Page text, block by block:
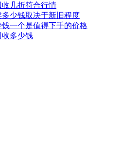
几折符合行情
少钱取决于新旧程度
一个是值得下手的价格
收多少钱